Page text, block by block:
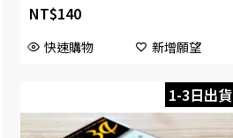
NT$140
快速購物 新增願望
1-3日出貨